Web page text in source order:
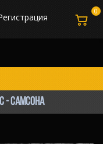
- Самсона
0